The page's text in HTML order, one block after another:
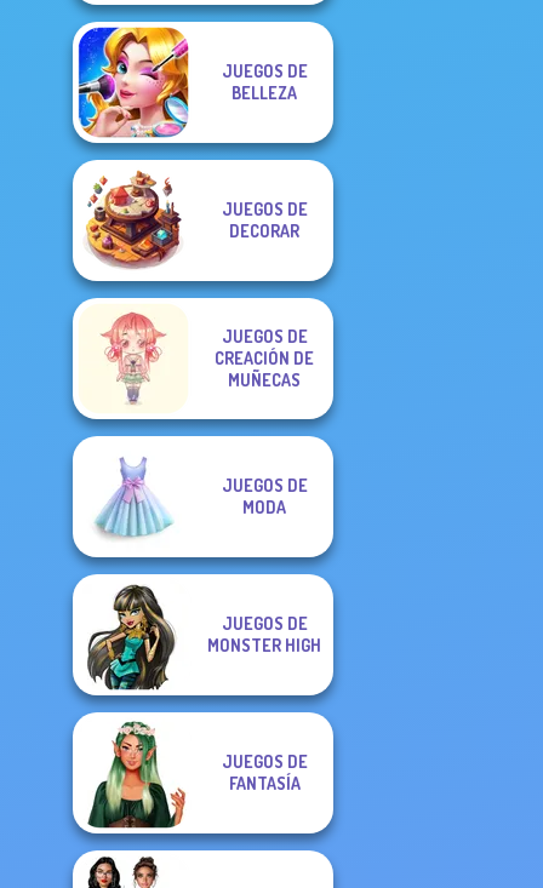
JUEGOS DE
BELLEZA
JUEGOS DE
DECORAR
JUEGOS DE
CREACIÓN DE
MUÑECAS
JUEGOS DE
MODA
JUEGOS DE
MONSTER HIGH
JUEGOS DE
FANTASÍA